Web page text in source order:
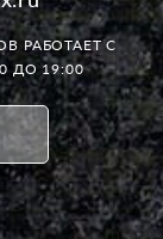
РАБОТАЕТС
ДО 19:00